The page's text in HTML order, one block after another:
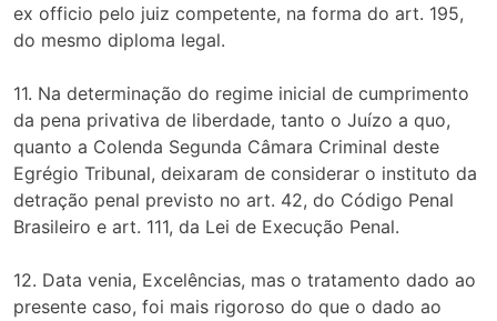
ex officio pelo juiz competente, na forma do art. 195,
do mesmo diploma legal.
11. Na determinação do regime inicial de cumprimento
da pena privativa de liberdade, tanto o Juízo a quo,
quanto a Colenda Segunda Câmara Criminal deste
Egrégio Tribunal, deixaram de considerar o instituto da
detração penal previsto no art. 42, do Código Penal
Brasileiro e art. 111, da Lei de Execução Penal.
12. Data venia, Excelências, mas o tratamento dado ao
presente caso, foi mais rigoroso do que o dado ao